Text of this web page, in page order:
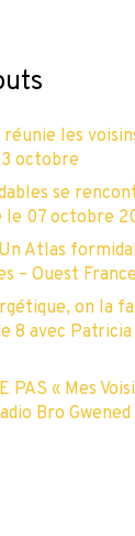
les
octobre
se
le 07 octobre
Atlas
– Ouest
on la
8 avec Patricia
PAS « Mes
Bro Gwened